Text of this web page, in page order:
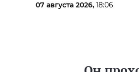
07 августа 2026, 18:06